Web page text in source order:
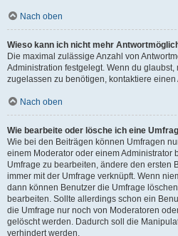
Nach oben
Wieso kann ich nicht mehr
Die maximal zulässige Anzahl von
Administration festgelegt. Wenn du
zugelassen zu benötigen, kontaktiere einen
Nach oben
Wie bearbeite oder lösche ich eine
Wie bei den Beiträgen können Umfragen
einem Moderator oder einem Administrator
Umfrage zu bearbeiten, ändere den ersten
immer mit der Umfrage verknüpft. Wenn
dann können Benutzer die Umfrage
bearbeiten. Sollte allerdings schon ein
die Umfrage nur noch von Moderatoren
gelöscht werden. Dadurch soll die
verhindert werden.